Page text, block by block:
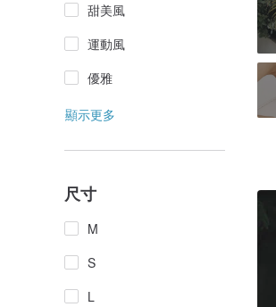
甜美風
運動風
優雅
顯示更多
尺寸
M
S
L